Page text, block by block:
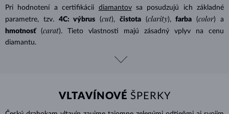
Pri hodnotení a certifikácii diamantovsa posudzujú ich základné
parametre, tzv.
4C: výbrus (cut), čistota (clarity), farba (color) a
hmotnosť
(carat). Tieto vlastnosti majú zásadný vplyv na cenu
diamantu.
VLTAVÍNOVÉ ŠPERKY